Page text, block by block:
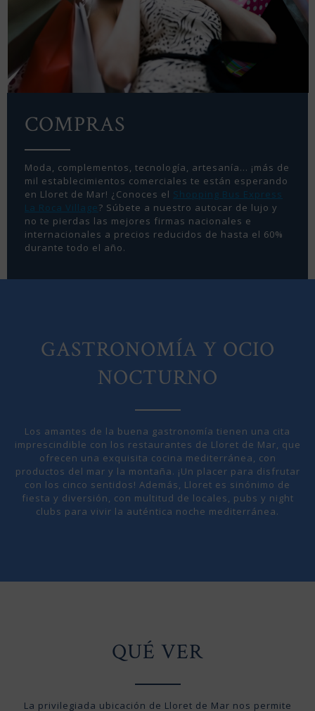
COMPRAS
Moda, complementos, tecnología, artesanía… ¡más de
mil establecimientos comerciales te están esperando
en Lloret de Mar! ¿Conoces el Shopping Bus Express
La Roca Village? Súbete a nuestro autocar de lujo y
no te pierdas las mejores firmas nacionales e
internacionales a precios reducidos de hasta el 60%
durante todo el año.
GASTRONOMÍA Y OCIO
NOCTURNO
Los amantes de la buena gastronomía tienen una cita
imprescindible con los restaurantes de Lloret de Mar, que
ofrecen una exquisita cocina mediterránea, con
productos del mar y la montaña. ¡Un placer para disfrutar
con los cinco sentidos! Además, Lloret es sinónimo de
fiesta y diversión, con multitud de locales, pubs y night
clubs para vivir la auténtica noche mediterránea.
QUÉ VER
La privilegiada ubicación de Lloret de Mar nos permite